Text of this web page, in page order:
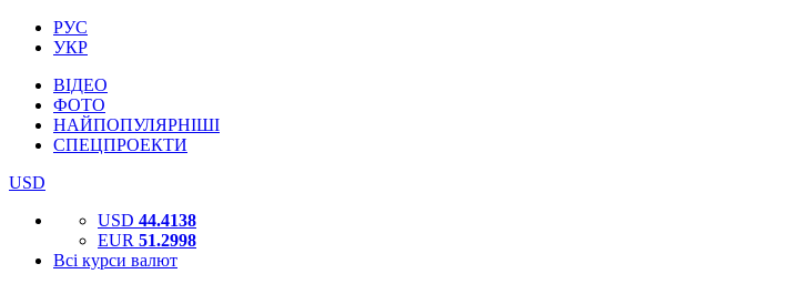
РУС
УКР
ВІДЕО
ФОТО
НАЙПОПУЛЯРНІШІ
СПЕЦПРОЕКТИ
USD
USD 44.4138
EUR 51.2998
Всі курси валют